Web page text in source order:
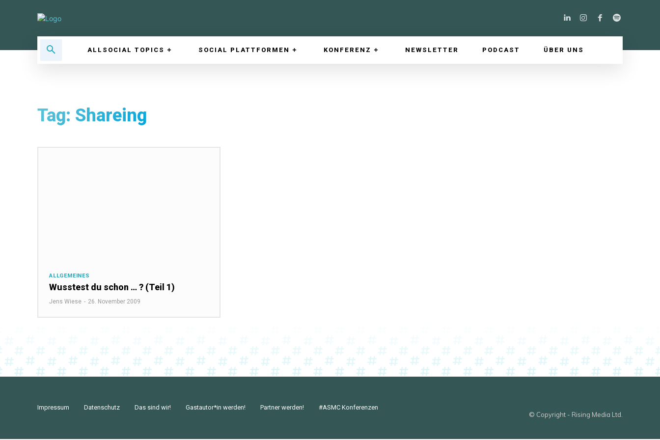
ALLSOCIAL TOPICS SOCIAL PLATTFORMEN KONFERENZ NEWSLETTER PODCAST ÜBER UNS
Tag: Shareing
ALLGEMEINES
Wusstest du schon … ? (Teil 1)
Jens Wiese - 26. November 2009
Impressum Datenschutz Das sind wir! Gastautor*in werden! Partner werden! #ASMC Konferenzen
© Copyright - Rising Media Ltd.